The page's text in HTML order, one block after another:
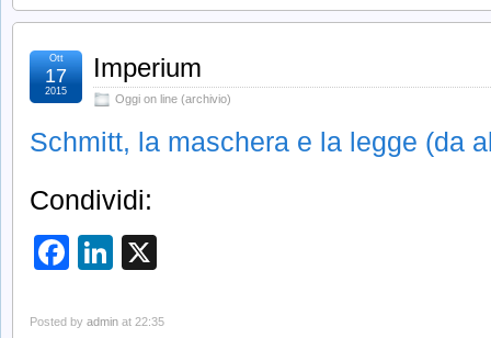
Imperium
Oggi on line (archivio)
Ott
17
2015
Schmitt, la maschera e la legge (da
Condividi:
Facebook
LinkedIn
Posted by admin at 22:35